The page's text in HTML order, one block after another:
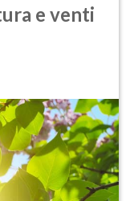
e venti